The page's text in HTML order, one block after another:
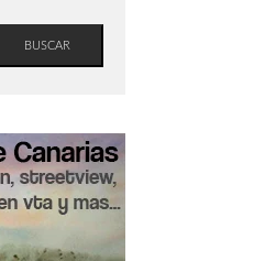
BUSCAR